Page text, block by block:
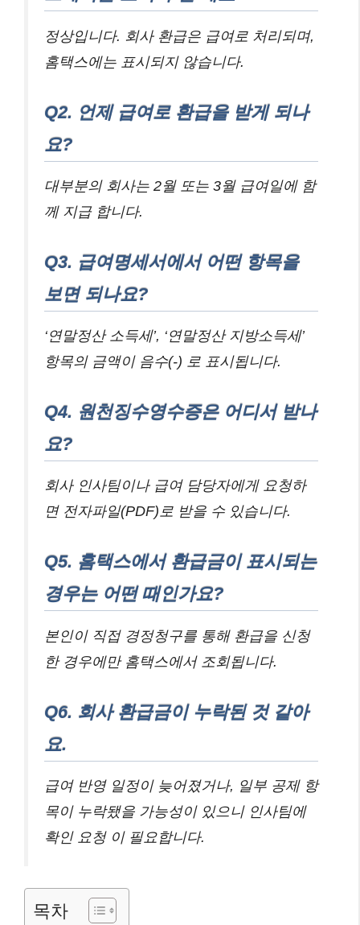
정상입니다. 회사 환급은 급여로 처리되며,
홈택스에는 표시되지 않습니다.
Q2. 언제 급여로 환급을 받게 되나
요?
대부분의 회사는 2월 또는 3월 급여일에 함
께 지급 합니다.
Q3. 급여명세서에서 어떤 항목을
보면 되나요?
‘연말정산 소득세’, ‘연말정산 지방소득세’
항목의 금액이 음수(-) 로 표시됩니다.
Q4. 원천징수영수증은 어디서 받나
요?
회사 인사팀이나 급여 담당자에게 요청하
면 전자파일(PDF)로 받을 수 있습니다.
Q5. 홈택스에서 환급금이 표시되는
경우는 어떤 때인가요?
본인이 직접 경정청구를 통해 환급을 신청
한 경우에만 홈택스에서 조회됩니다.
Q6. 회사 환급금이 누락된 것 같아
요.
급여 반영 일정이 늦어졌거나, 일부 공제 항
목이 누락됐을 가능성이 있으니 인사팀에
확인 요청 이 필요합니다.
목차